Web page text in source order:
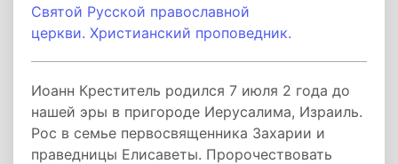
Святой Русской православной
церкви. Христианский проповедник.
Иоанн Креститель родился 7 июля 2 года до
нашей эры в пригороде Иерусалима, Израиль.
Рос в семье первосвященника Захарии и
праведницы Елисаветы. Пророчествовать